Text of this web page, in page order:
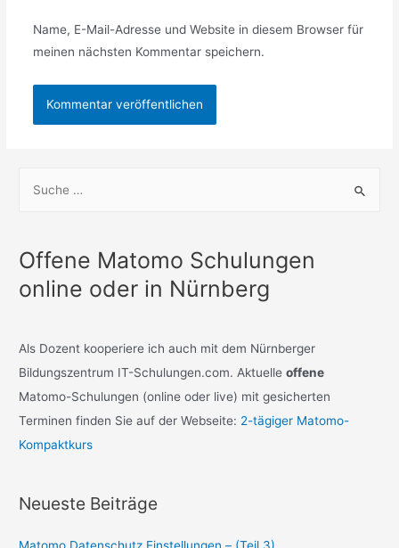
Name, E-Mail-Adresse und Website in diesem Browser für
meinen nächsten Kommentar speichern.
h
n
a
c
h
:
Offene Matomo Schulungen
online oder in Nürnberg
Als Dozent kooperiere ich auch mit dem Nürnberger
Bildungszentrum IT-Schulungen.com. Aktuelleoffene
Matomo-Schulungen (online oder live) mit gesicherten
Terminen finden Sie auf der Webseite: 2-tägiger Matomo-
Kompaktkurs
Neueste Beiträge
Matomo Datenschutz Einstellungen – (Teil 3)